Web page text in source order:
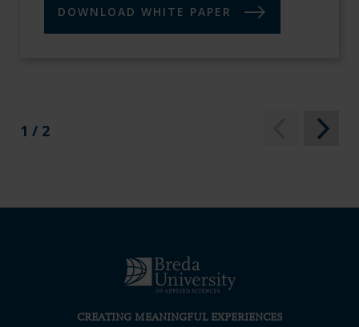
DOWNLOAD WHITE PAPER
1 / 2
CREATING MEANINGFUL EXPERIENCES